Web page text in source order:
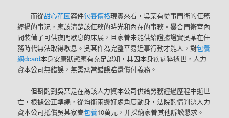
而從甜心花園案件包養價格現實來看，吳某有從事門衛的任務
經過的事況，應該清楚該任務的時光和內在的事務。黌舍門衛室內
間裝備了可供夜間歇息的床展，且家眷未能供給證據證實吳某在任
務時代無法取得歇息。吳某作為完整平易近事行動才能人，對包養
網dcard本身安康狀態應有充足認知，其因本身疾病猝逝世，人力
資本公司無錯誤，無需承當錯誤賠還償付義務。
但斟酌到吳某是在為該人力資本公司供給勞務經過歷程中逝世
亡，根據公正準繩，從均衡兩邊好處角度動身，法院酌情判決人力
資本公司抵償吳某家眷包養10萬元，并採納家眷其他訴訟懇求。